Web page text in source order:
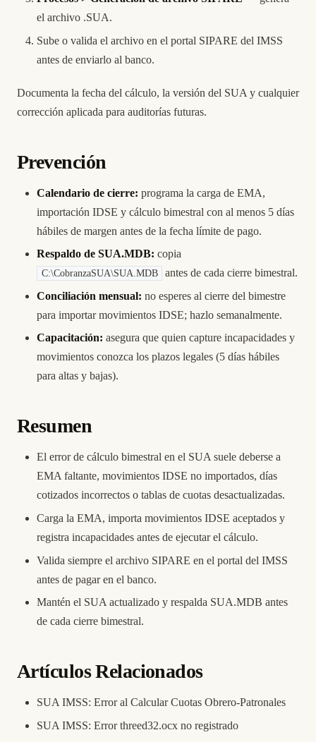
el archivo .SUA.
Sube o valida el archivo en el portal SIPARE del IMSS
antes de enviarlo al banco.
Documenta la fecha del cálculo, la versión del SUA y cualquier
corrección aplicada para auditorías futuras.
Prevención
Calendario de cierre: programa la carga de EMA,
importación IDSE y cálculo bimestral con al menos 5 días
hábiles de margen antes de la fecha límite de pago.
Respaldo de SUA.MDB: copia
C:\CobranzaSUA\SUA.MDB
antes de cada cierre bimestral.
Conciliación mensual: no esperes al cierre del bimestre
para importar movimientos IDSE; hazlo semanalmente.
Capacitación: asegura que quien capture incapacidades y
movimientos conozca los plazos legales (5 días hábiles
para altas y bajas).
Resumen
El error de cálculo bimestral en el SUA suele deberse a
EMA faltante, movimientos IDSE no importados, días
cotizados incorrectos o tablas de cuotas desactualizadas.
Carga la EMA, importa movimientos IDSE aceptados y
registra incapacidades antes de ejecutar el cálculo.
Valida siempre el archivo SIPARE en el portal del IMSS
antes de pagar en el banco.
Mantén el SUA actualizado y respalda SUA.MDB antes
de cada cierre bimestral.
Artículos Relacionados
SUA IMSS: Error al Calcular Cuotas Obrero-Patronales
SUA IMSS: Error threed32.ocx no registrado